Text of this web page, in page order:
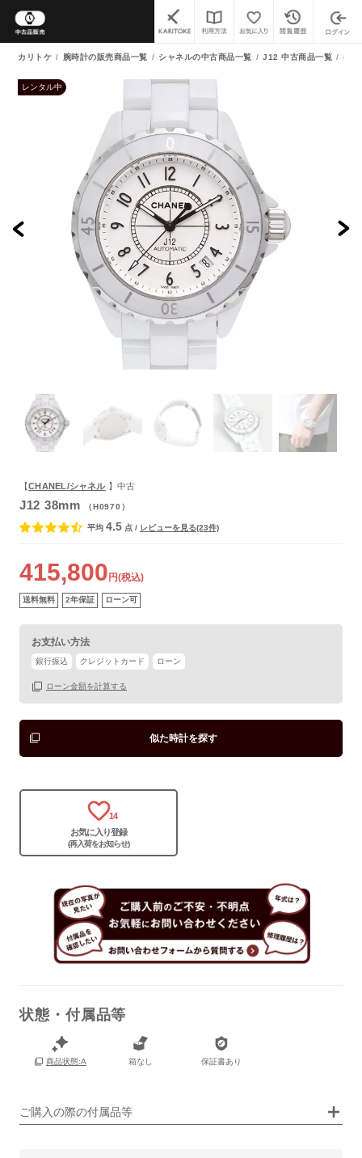
カリトケ 腕時計の販売商品一覧 シャネルの中古商品一覧 J12 中古商品一覧 (中
レンタル中
【CHANEL/シャネル】中古
J12 38mm （H0970）
平均 4.5 点 / レビューを見る(23件)
415,800 円(税込)
送料無料 2年保証 ローン可
お支払い方法
銀行振込 クレジットカード ローン
ローン金額を計算する
似た時計を探す
14
お気に入り登録
(再入荷をお知らせ)
状態・付属品等
商品状態:A 箱なし 保証書あり
ご購入の際の付属品等
保証書
箱